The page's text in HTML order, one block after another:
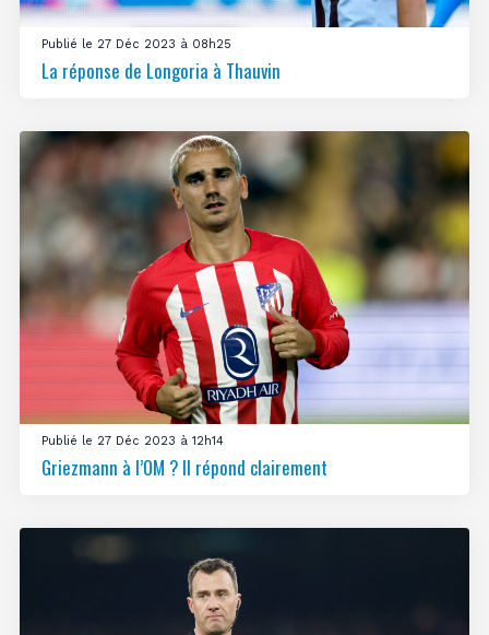
Publié le 27 Déc 2023 à 08h25
La réponse de Longoria à Thauvin
Publié le 27 Déc 2023 à 12h14
Griezmann à l’OM ? Il répond clairement